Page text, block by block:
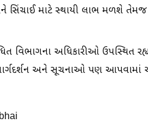
માટે સ્થાયી લાભ મળશે
અધિકારીઓ ઉપસ્થિત રહ્યા
અને સૂચનાઓ પણ આપવામાં